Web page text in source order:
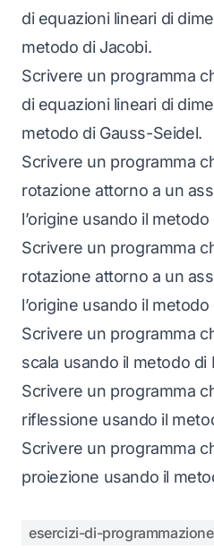
di equazioni lineari di
metodo di Jacobi.
Scrivere un programma
di equazioni lineari di
metodo di Gauss-Seidel.
Scrivere un programma
rotazione attorno a un
l’origine usando il
Scrivere un programma
rotazione attorno a un
l’origine usando il metodo
Scrivere un programma
scala usando il metodo di
Scrivere un programma
riflessione usando il
Scrivere un programma
proiezione usando il
esercizi-di-programmazione